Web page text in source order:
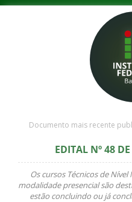
Documento mais recente
EDITAL Nº 48
Os cursos Técnicos de
modalidade presencial são
estão concluindo ou já